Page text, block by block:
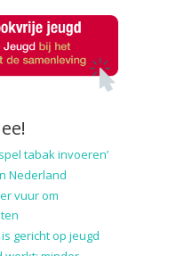
tabak invoeren’
Nederland
vuur om
gericht op jeugd